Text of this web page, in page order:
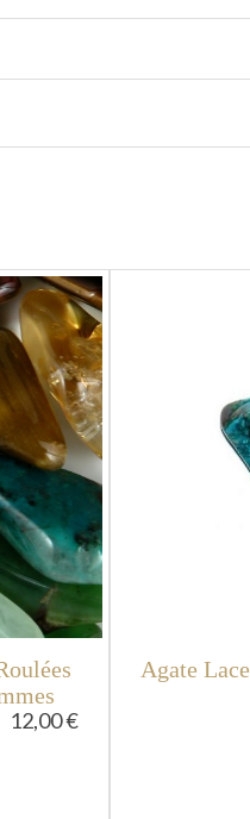
12,00 €
Agate Lace